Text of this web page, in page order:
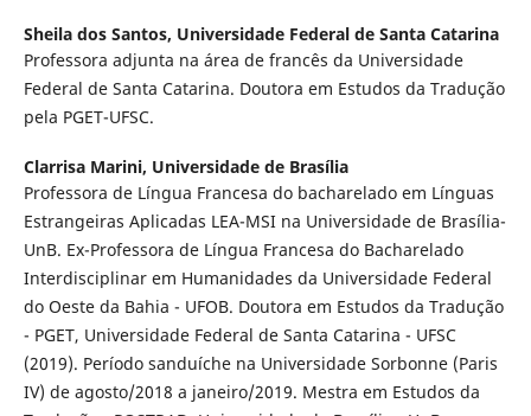
Sheila dos Santos, Universidade Federal de Santa Catarina
Professora adjunta na área de francês da Universidade
Federal de Santa Catarina. Doutora em Estudos da Tradução
pela PGET-UFSC.
Clarrisa Marini, Universidade de Brasília
Professora de Língua Francesa do bacharelado em Línguas
Estrangeiras Aplicadas LEA-MSI na Universidade de Brasília-
UnB. Ex-Professora de Língua Francesa do Bacharelado
Interdisciplinar em Humanidades da Universidade Federal
do Oeste da Bahia - UFOB. Doutora em Estudos da Tradução
- PGET, Universidade Federal de Santa Catarina - UFSC
(2019). Período sanduíche na Universidade Sorbonne (Paris
IV) de agosto/2018 a janeiro/2019. Mestra em Estudos da